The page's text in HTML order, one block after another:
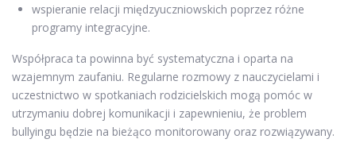
wspieranie relacji międzyuczniowskich poprzez różne
programy integracyjne.
Współpraca ta powinna być systematyczna i oparta na
wzajemnym zaufaniu. Regularne rozmowy z nauczycielami i
uczestnictwo w spotkaniach rodzicielskich mogą pomóc w
utrzymaniu dobrej komunikacji i zapewnieniu, że problem
bullyingu będzie na bieżąco monitorowany oraz rozwiązywany.